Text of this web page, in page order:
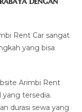
Rent Car sangat
yang bisa
Arimbi Rent
yang tersedia.
durasi sewa yang